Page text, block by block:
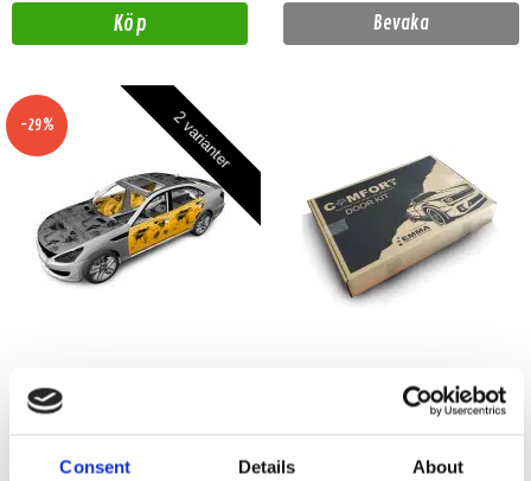
Consent Details About
Köp Bevaka
2 varianter
-29%
Ljuddämpningskit för 4 dörrar
anpassad för montering i 4 dörrar. Finns
Comfort Mat DOOR KIT